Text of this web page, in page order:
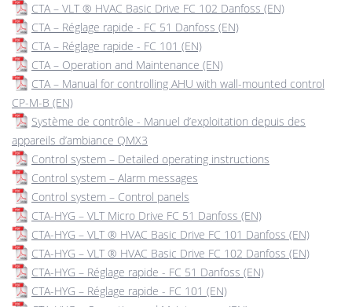
CTA – VLT ® HVAC Basic Drive FC 102 Danfoss (EN)
CTA – Réglage rapide - FC 51 Danfoss (EN)
CTA – Réglage rapide - FC 101 (EN)
CTA – Operation and Maintenance (EN)
CTA – Manual for controlling AHU with wall-mounted control
CP-M-B (EN)
Système de contrôle - Manuel d’exploitation depuis des
appareils d’ambiance QMX3
Control system – Detailed operating instructions
Control system – Alarm messages
Control system – Control panels
CTA-HYG – VLT Micro Drive FC 51 Danfoss (EN)
CTA-HYG – VLT ® HVAC Basic Drive FC 101 Danfoss (EN)
CTA-HYG – VLT ® HVAC Basic Drive FC 102 Danfoss (EN)
CTA-HYG – Réglage rapide - FC 51 Danfoss (EN)
CTA-HYG – Réglage rapide - FC 101 (EN)